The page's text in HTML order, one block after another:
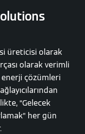
üreticisi olarak
olarak verimli
enerji çözümleri
“Gelecek
her gün